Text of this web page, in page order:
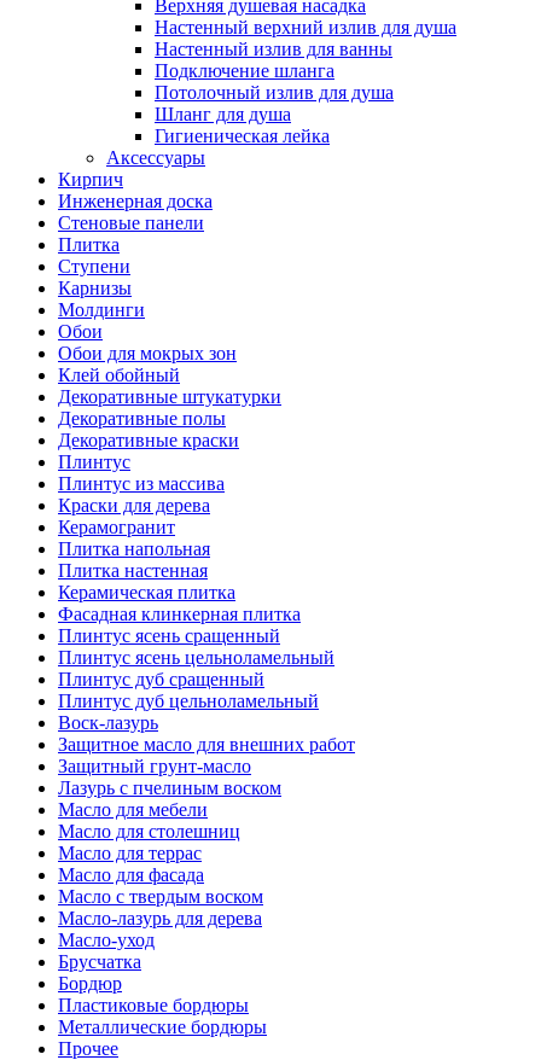
Верхняя душевая насадка
Настенный верхний излив для душа
Настенный излив для ванны
Подключение шланга
Потолочный излив для душа
Шланг для душа
Гигиеническая лейка
Аксессуары
Кирпич
Инженерная доска
Стеновые панели
Плитка
Ступени
Карнизы
Молдинги
Обои
Обои для мокрых зон
Клей обойный
Декоративные штукатурки
Декоративные полы
Декоративные краски
Плинтус
Плинтус из массива
Краски для дерева
Керамогранит
Плитка напольная
Плитка настенная
Керамическая плитка
Фасадная клинкерная плитка
Плинтус ясень сращенный
Плинтус ясень цельноламельный
Плинтус дуб сращенный
Плинтус дуб цельноламельный
Воск-лазурь
Защитное масло для внешних работ
Защитный грунт-масло
Лазурь с пчелиным воском
Масло для мебели
Масло для столешниц
Масло для террас
Масло для фасада
Масло с твердым воском
Масло-лазурь для дерева
Масло-уход
Брусчатка
Бордюр
Пластиковые бордюры
Металлические бордюры
Прочее